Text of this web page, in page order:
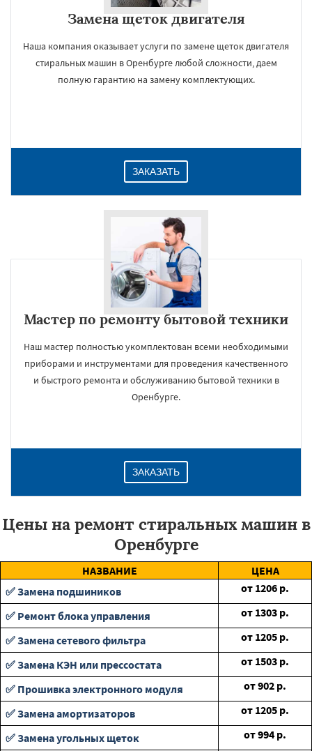
Замена щеток двигателя
Наша компания оказывает услуги по замене щеток двигателя
стиральных машин в Оренбурге любой сложности, даем
полную гарантию на замену комплектующих.
ЗАКАЗАТЬ
Мастер по ремонту бытовой техники
Наш мастер полностью укомплектован всеми необходимыми
приборами и инструментами для проведения качественного
и быстрого ремонта и обслуживанию бытовой техники в
Оренбурге.
ЗАКАЗАТЬ
Цены на ремонт стиральных машин в
Оренбурге
НАЗВАНИЕ
ЦЕНА
✅ Замена подшиников
от 1206 р.
✅ Ремонт блока управления
от 1303 р.
✅ Замена сетевого фильтра
от 1205 р.
✅ Замена КЭН или прессостата
от 1503 р.
✅ Прошивка электронного модуля
от902 р.
✅ Замена амортизаторов
от 1205 р.
✅ Замена угольных щеток
от994 р.